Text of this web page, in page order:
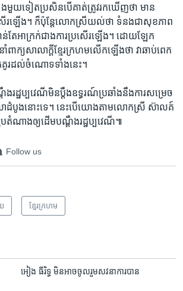
យ​ទៀត​ប្រសិន​បើ​គាត់​ត្រូវ​រក​ឃើញ​ថា​ មាន​
ើរ​ឡើង។​ ក៏​ប៉ុន្ដែ​លោក​ស្រី​យល់​ថា​ ទំនង​ជា​សុខភាព​
តែ​អាក្រក់​ជាង​ការ​ប្រសើរ​ឡើង។​ ដោយ​ឡែក​
ាំ​ពាក្យ​សាលាក្ដី​ខ្មែរ​ក្រហម​លើក​ឡើង​ថា​ វា​ឆាប់​ពេក​
តគូរ​ដល់​ចំណោទ​ទាំង​នេះ។
រដ្ឋប្បវេណី​មិន​ប្ដឹង​ឧទ្ធរណ៍​ប្រឆាំង​នឹង​ការ​សម្រេច​
ាដំបូង​នោះ​ទេ។​ នេះ​បើ​យោង​តាម​លោក​ស្រី​ ស៊ាលគ៍​
ប​តំណាង​ឲ្យ​ដើម​បណ្ដឹង​រដ្ឋប្បវេណី៕
Follow us
ខ្មែរ​ក្រហម
អៀង ធីរិទ្ធ មិន​អាច​ចូលរួម​សវនាការ​បាន